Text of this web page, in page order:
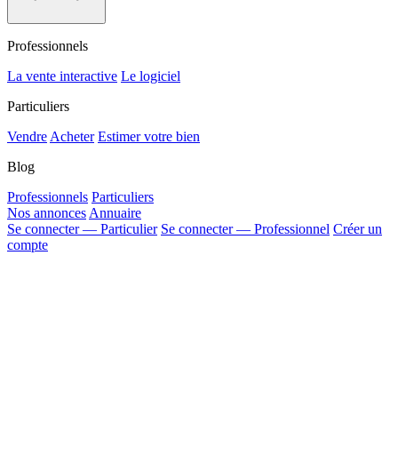
Professionnels
La vente interactive Le logiciel
Particuliers
Vendre Acheter Estimer votre bien
Blog
Professionnels Particuliers
Nos annonces Annuaire
Se connecter — Particulier Se connecter — Professionnel Créer un
compte